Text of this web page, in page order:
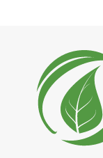
nakon njih.